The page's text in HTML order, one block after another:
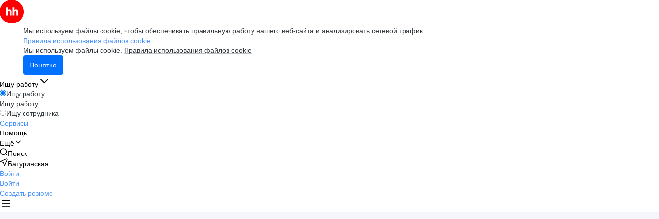
Мы используем файлы cookie, чтобы обеспечивать правильную работу нашего веб-сайта и анализировать сетевой трафик.
Правила использования файлов cookie
Мы используем файлы cookie. Правила использования файлов cookie
Понятно
Ищу работу
Ищу работу
Ищу работу
Ищу сотрудника
Сервисы
Помощь
Ещё
Поиск
Батуринская
Войти
Войти
Создать резюме